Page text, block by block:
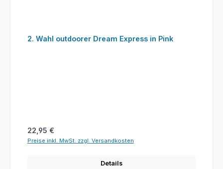
2. Wahl outdoorer Dream Express in Pink
Regulärer Preis:
22,95 €
Preise inkl. MwSt. zzgl. Versandkosten
Details